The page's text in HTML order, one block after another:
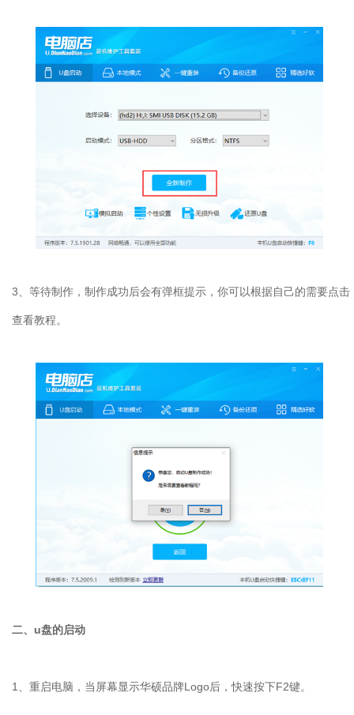
3、等待制作，制作成功后会有弹框提示，你可以根据自己的需要点击
查看教程。
二、u盘的启动
1、重启电脑，当屏幕显示华硕品牌Logo后，快速按下F2键。